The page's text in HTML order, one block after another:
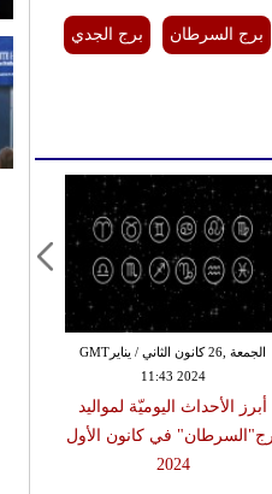
برج السرطان برج الجدي
الجمعة ,26 كانون الثاني / ينايرGMT
11:43 2024
أبرز الأحداث اليوميّة لمواليد
في كانون الأول
2024